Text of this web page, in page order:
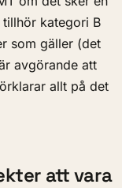
kategori B
som gäller (det
avgörande att
allt på det
att vara